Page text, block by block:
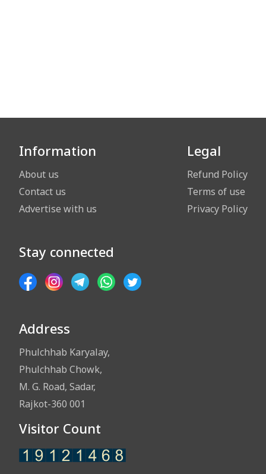
Information
About us
Contact us
Advertise with us
Legal
Refund Policy
Terms of use
Privacy Policy
Stay connected
Address
Phulchhab Karyalay,
Phulchhab Chowk,
M. G. Road, Sadar,
Rajkot-360 001
Visitor Count